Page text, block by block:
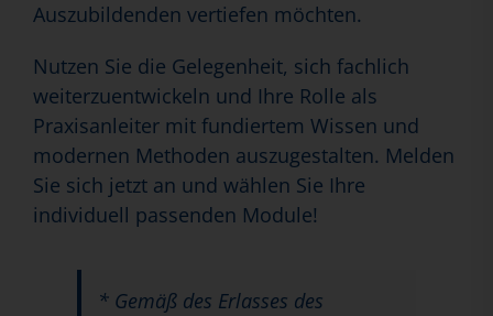
Auszubildenden vertiefen möchten.
Nutzen Sie die Gelegenheit, sich fachlich
weiterzuentwickeln und Ihre Rolle als
Praxisanleiter mit fundiertem Wissen und
modernen Methoden auszugestalten. Melden
Sie sich jetzt an und wählen Sie Ihre
individuell passenden Module!
* Gemäß des Erlasses des